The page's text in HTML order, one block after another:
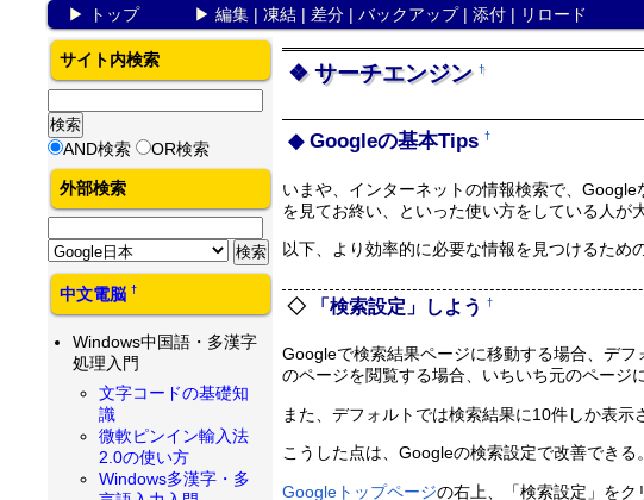
▶
トップ▶ 編集| 凍結| 差分| バックアップ| 添付| リロード
サーチエンジン†
Googleの基本Tips †
いまや、インターネットの情報検索で、
を見てお終い、といった使い方をしている人が
以下、より効率的に必要な情報を見つけるため
「検索設定」しよう†
Googleで検索結果ページに移動する場合、デ
のページを閲覧する場合、いちいち元のページ
また、デフォルトでは検索結果に10件しか表示
こうした点は、Googleの検索設定で改善できる。
Googleトップページの右上、「検索設定」をク
サイト内検索
AND検索 OR検索
外部検索
中文電脳 †
Windows中国語・多漢字
処理入門
文字コードの基礎知
識
微軟ピンイン輸入法
2.0の使い方
Windows多漢字・多